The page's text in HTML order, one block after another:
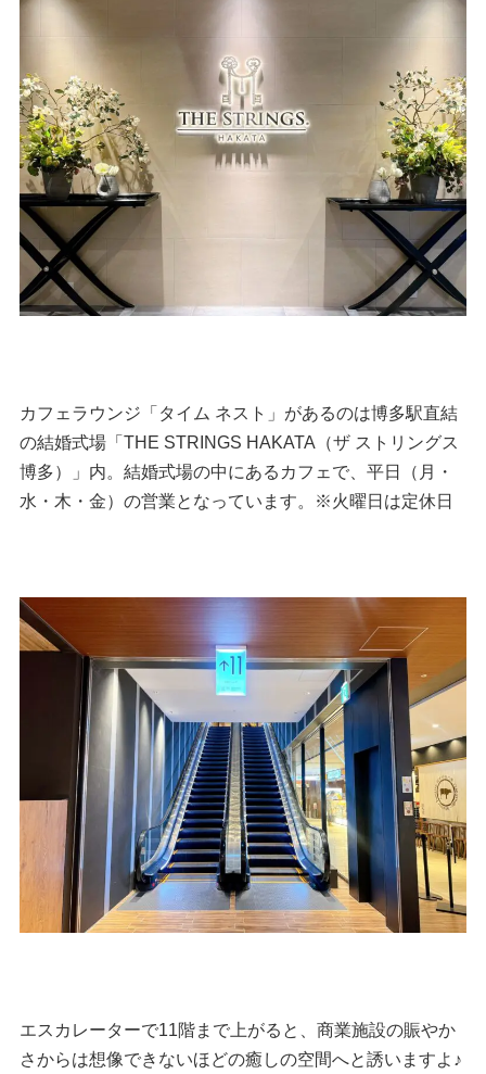
カフェラウンジ「タイム ネスト」があるのは博多駅直結
の結婚式場「THE STRINGS HAKATA（ザ ストリングス
博多）」内。結婚式場の中にあるカフェで、平日（月・
水・木・金）の営業となっています。※火曜日は定休日
エスカレーターで11階まで上がると、商業施設の賑やか
さからは想像できないほどの癒しの空間へと誘いますよ♪